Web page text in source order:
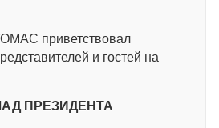
приветствовал
и гостей на
ПРЕЗИДЕНТА